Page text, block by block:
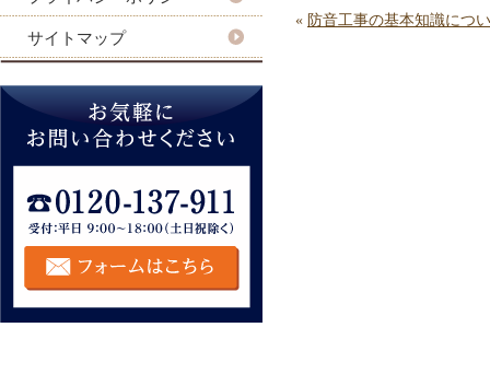
« 防音工事の基本知識につ
サイトマップ